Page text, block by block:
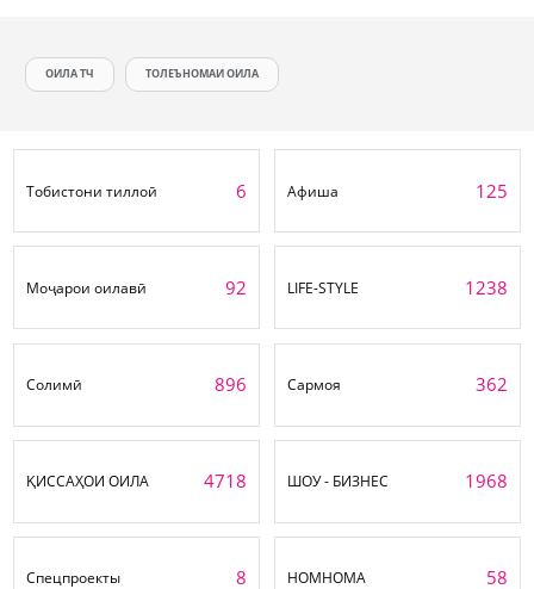
ОИЛА ТЧ ТОЛЕЪНОМАИ ОИЛА
Тобистони тиллоӣ 6 Афиша 125
Моҷарои оилавӣ 92 LIFE-STYLE 1238
Солимӣ 896 Сармоя 362
ҚИССАҲОИ ОИЛА 4718 ШОУ - БИЗНЕС 1968
Спецпроекты 8 НОМНОМА 58